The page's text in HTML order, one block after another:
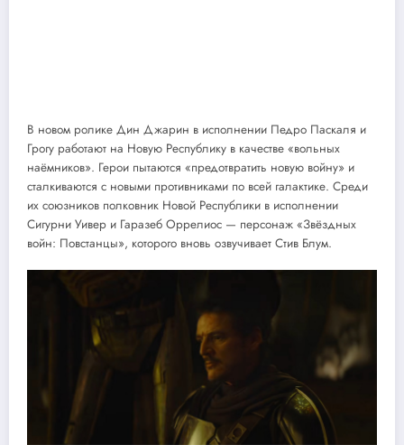
В новом ролике Дин Джарин в исполнении Педро Паскаля и
Грогу работают на Новую Республику в качестве «вольных
наёмников». Герои пытаются «предотвратить новую войну» и
сталкиваются с новыми противниками по всей галактике. Среди
их союзников полковник Новой Республики в исполнении
Сигурни Уивер и Гаразеб Оррелиос — персонаж «Звёздных
войн: Повстанцы», которого вновь озвучивает Стив Блум.